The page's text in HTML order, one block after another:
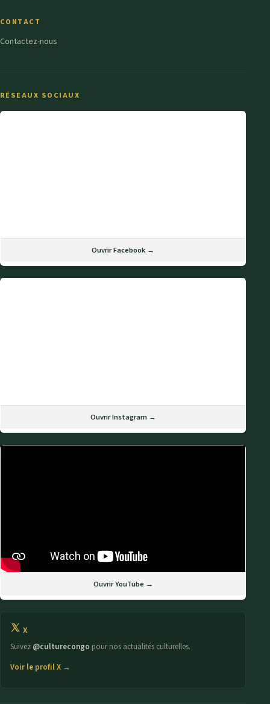
CONTACT
Contactez-nous
RÉSEAUX SOCIAUX
Ouvrir Facebook →
Ouvrir Instagram →
Ouvrir YouTube →
X
Suivez @culturecongo pour nos actualités culturelles.
Voir le profil X →